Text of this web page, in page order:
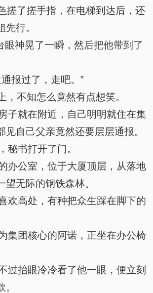
了搓手指，在电梯到达后，还
行。
神晃了一瞬，然后把他带到了
报过了，走吧。”
不知怎么竟然有点想笑。
子就在附近，自己明明就住在集
见自己父亲竟然还要层层通报。
书打开了门。
办公室，位于大厦顶层，从落地
望无际的钢铁森林。
欢高处，有种把众生踩在脚下的
集团核心的阿诺，正坐在办公椅
抬眼冷冷看了他一眼，便立刻